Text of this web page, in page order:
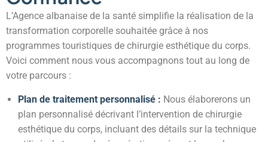
L’Agence albanaise de la santé simplifie la réalisation de la
transformation corporelle souhaitée grâce à nos
programmes touristiques de chirurgie esthétique du corps.
Voici comment nous vous accompagnons tout au long de
votre parcours :
Plan de traitement personnalisé : Nous élaborerons un
plan personnalisé décrivant l’intervention de chirurgie
esthétique du corps, incluant des détails sur la technique